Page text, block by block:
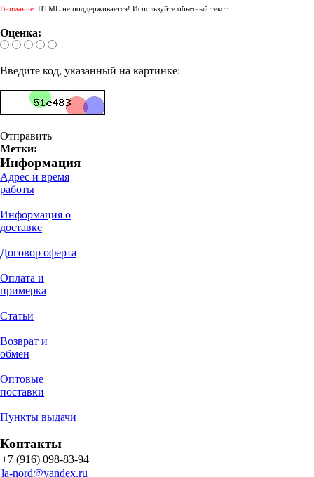
Внимание: HTML не поддерживается! Используйте обычный текст.
Оценка:
Введите код, указанный на картинке:
Отправить
Метки:
Информация
Адрес и время
работы
Информация о
доставке
Договор оферта
Оплата и
примерка
Статьи
Возврат и
обмен
Оптовые
поставки
Пункты выдачи
Контакты
+7 (916) 098-83-94
la-nord@yandex.ru